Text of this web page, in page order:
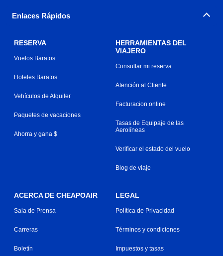
Enlaces Rápidos
RESERVA
Vuelos Baratos
Hoteles Baratos
Vehículos de Alquiler
Paquetes de vacaciones
Ahorra y gana $
HERRAMIENTAS DEL
VIAJERO
Consultar mi reserva
Atención al Cliente
Facturacion online
Tasas de Equipaje de las
Aerolíneas
Verificar el estado del vuelo
Blog de viaje
ACERCA DE CHEAPOAIR
Sala de Prensa
Carreras
Boletín
LEGAL
Política de Privacidad
Términos y condiciones
Impuestos y tasas